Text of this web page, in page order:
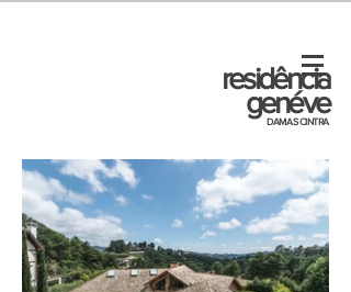
residência
genéve
DAMAS CINTRA